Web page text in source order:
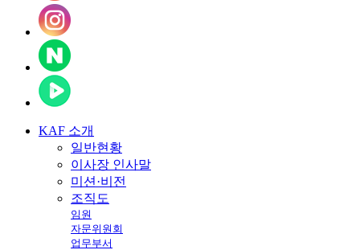
KAF 소개
일반현황
이사장 인사말
미션·비전
조직도
임원
자문위원회
업무부서